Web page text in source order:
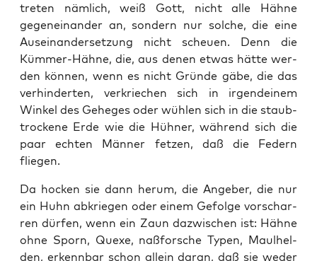
tre­ten näm­lich, weiß Gott, nicht alle Häh­ne
gegen­ein­an­der an, son­dern nur sol­che, die eine
Aus­ein­an­der­set­zung nicht scheu­en. Denn die
Küm­mer-Häh­ne, die, aus denen etwas hät­te wer­
den kön­nen, wenn es nicht Grün­de gäbe, die das
ver­hin­der­ten, ver­krie­chen sich in irgend­ei­nem
Win­kel des Gehe­ges oder wüh­len sich in die staub­
tro­cke­ne Erde wie die Hüh­ner, wäh­rend sich die
paar ech­ten Män­ner fet­zen, daß die Federn
fliegen.
Da hocken sie dann her­um, die Ange­ber, die nur
ein Huhn abkrie­gen oder einem Gefol­ge vor­schar­
ren dür­fen, wenn ein Zaun dazwi­schen ist: Häh­ne
ohne Sporn, Quexe, naß­for­sche Typen, Maul­hel­
den, erkenn­bar schon allein dar­an, daß sie weder